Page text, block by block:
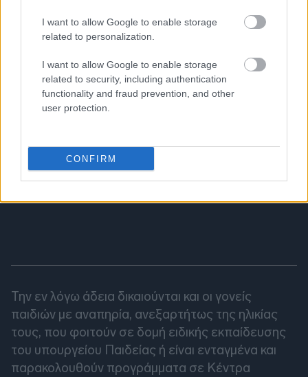
I want to allow Google to enable storage
related to personalization.
I want to allow Google to enable storage
related to security, including authentication
functionality and fraud prevention, and other
user protection.
CONFIRM
Την εν λόγω άδεια δικαιούνται και οι γονείς
παιδιών με αναπηρία, ανεξαρτήτως της ηλικίας
τους, που φοιτούν σε δομή ειδικής εκπαίδευσης
του υπουργείου Παιδείας ή είναι ενταγμένα και
παρακολουθούν προγράμματα σε Κέντρα